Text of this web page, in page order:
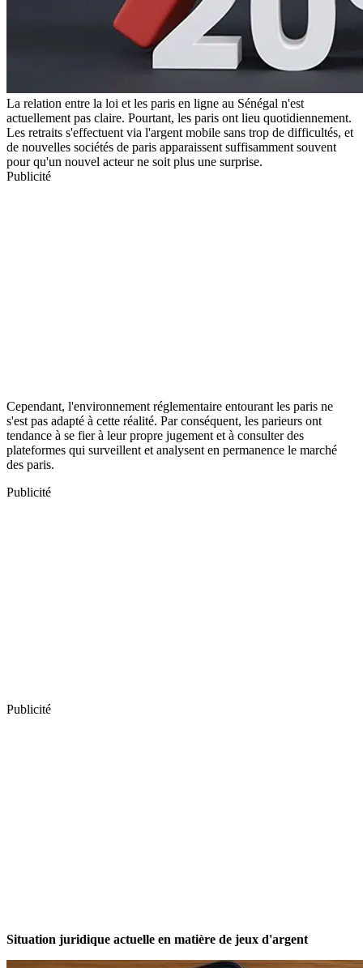
La relation entre la loi et les paris en ligne au Sénégal n'est
actuellement pas claire. Pourtant, les paris ont lieu quotidiennement.
Les retraits s'effectuent via l'argent mobile sans trop de difficultés, et
de nouvelles sociétés de paris apparaissent suffisamment souvent
pour qu'un nouvel acteur ne soit plus une surprise.
Publicité
Cependant, l'environnement réglementaire entourant les paris ne
s'est pas adapté à cette réalité. Par conséquent, les parieurs ont
tendance à se fier à leur propre jugement et à consulter des
plateformes qui surveillent et analysent en permanence le marché
des paris.
Publicité
Publicité
Situation juridique actuelle en matière de jeux d'argent